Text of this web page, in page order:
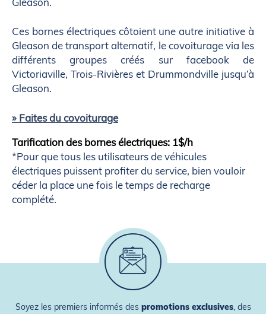
Ces bornes électriques côtoient une autre initiative à
Gleason de transport alternatif, le covoiturage via les
différents groupes créés sur facebook de
Victoriaville, Trois-Rivières et Drummondville jusqu’à
Gleason.
» Faites du covoiturage
Tarification des bornes électriques: 1$/h
*Pour que tous les utilisateurs de véhicules
électriques puissent profiter du service, bien vouloir
céder la place une fois le temps de recharge
complété.
Soyez les premiers informés des promotions exclusives, des